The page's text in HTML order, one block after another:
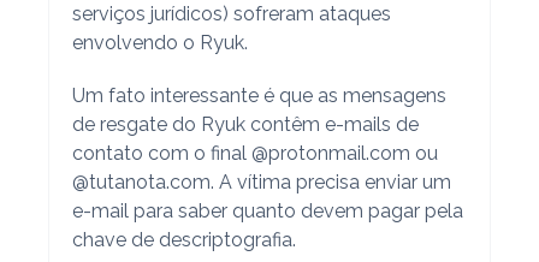
serviços jurídicos) sofreram ataques
envolvendo o Ryuk.
Um fato interessante é que as mensagens
de resgate do Ryuk contêm e-mails de
contato com o final @protonmail.com ou
@tutanota.com. A vítima precisa enviar um
e-mail para saber quanto devem pagar pela
chave de descriptografia.